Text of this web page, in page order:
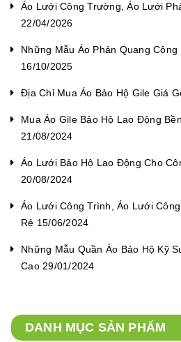
Áo Lưới Công Trường, Áo Lưới
22/04/2026
Những Mẫu Áo Phản Quang
16/10/2025
Địa Chỉ Mua Áo Bảo Hộ Gile Giá
Mua Áo Gile Bảo Hộ Lao Động
21/08/2024
Áo Lưới Bảo Hộ Lao Động Cho
20/08/2024
Áo Lưới Công Trình, Áo Lưới
Rẻ 15/06/2024
Những Mẫu Quần Áo Bảo Hộ Kỹ
Cao 29/01/2024
DANH MỤC SẢN PHẨM